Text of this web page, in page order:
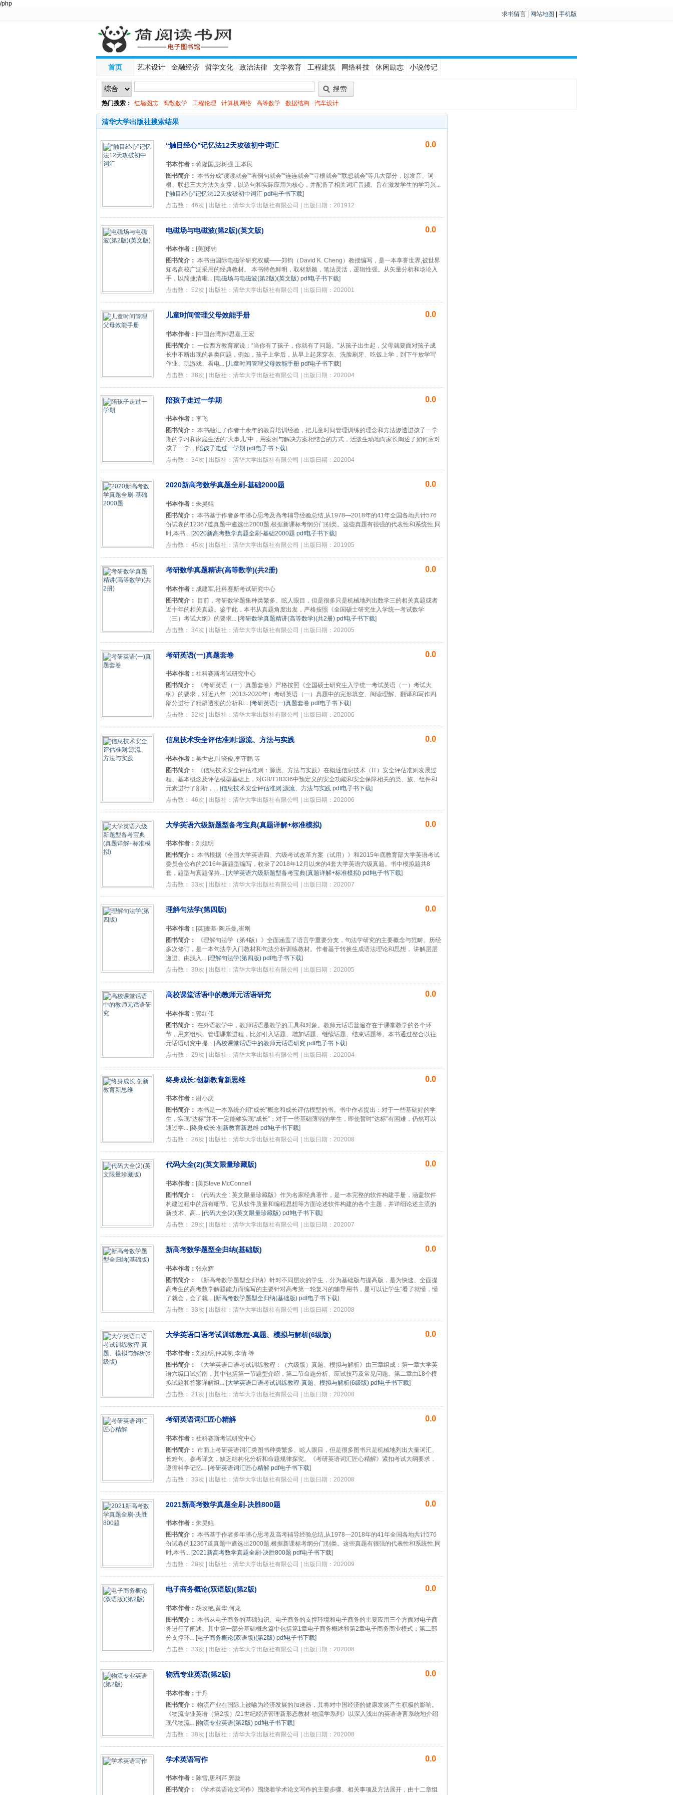
/php
求书留言
网站地图 手机版
首页 艺术设计 金融经济 哲学文化 政治法律 文学教育 工程建筑 网络科技 休闲励志 小说传记
热门搜索： 红墙图志 离散数学 工程伦理 计算机网络 高等数学 数据结构
汽车设计
线性代数
清华大学出版社搜索结果
“触目经心”记忆法12天攻破初中词汇 0.0
书本作者： 蒋隆国,彭树强,王本民
图书简介： 本书分成“读读就会”“看例句就会”“连连就会”“寻根就会”“联想就会”等几大部分，以发音、词
根、联想三大方法为支撑，以造句和实际应用为核心，并配备了相关词汇音频。旨在激发学生的学习兴...
[“触目经心”记忆法12天攻破初中词汇 pdf电子书下载]
点击数： 46次 | 出版社：清华大学出版社有限公司 | 出版日期：201912
电磁场与电磁波(第2版)(英文版) 0.0
书本作者： [美]郑钧
图书简介： 本书由国际电磁学研究权威——郑钧（David K. Cheng）教授编写，是一本享誉世界,被世界
知名高校广泛采用的经典教材。 本书特色鲜明，取材新颖，笔法灵活，逻辑性强。从矢量分析和场论入
手，以简捷清晰... [电磁场与电磁波(第2版)(英文版) pdf电子书下载]
点击数： 52次 | 出版社：清华大学出版社有限公司 | 出版日期：202001
儿童时间管理父母效能手册 0.0
书本作者： [中国台湾]钟思嘉,王宏
图书简介： 一位西方教育家说：“当你有了孩子，你就有了问题。”从孩子出生起，父母就要面对孩子成
长中不断出现的各类问题，例如，孩子上学后，从早上起床穿衣、洗脸刷牙、吃饭上学，到下午放学写
作业、玩游戏、看电... [儿童时间管理父母效能手册 pdf电子书下载]
点击数： 38次 | 出版社：清华大学出版社有限公司 | 出版日期：202004
陪孩子走过一学期 0.0
书本作者： 李飞
图书简介： 本书融汇了作者十余年的教育培训经验，把儿童时间管理训练的理念和方法渗透进孩子一学
期的学习和家庭生活的“大事儿”中，用案例与解决方案相结合的方式，活泼生动地向家长阐述了如何应对
孩子一学... [陪孩子走过一学期 pdf电子书下载]
点击数： 34次 | 出版社：清华大学出版社有限公司 | 出版日期：202004
2020新高考数学真题全刷-基础2000题 0.0
书本作者： 朱昊鲲
图书简介： 本书基于作者多年潜心思考及高考辅导经验总结,从1978—2018年的41年全国各地共计576
份试卷的12367道真题中遴选出2000题,根据新课标考纲分门别类。这些真题有很强的代表性和系统性,同
时,本书... [2020新高考数学真题全刷-基础2000题 pdf电子书下载]
点击数： 45次 | 出版社：清华大学出版社有限公司 | 出版日期：201905
考研数学真题精讲(高等数学)(共2册) 0.0
书本作者： 成建军,社科赛斯考试研究中心
图书简介： 目前，考研数学题集种类繁多、眩人眼目，但是很多只是机械地列出数学三的相关真题或者
近十年的相关真题。鉴于此，本书从真题角度出发，严格按照《全国硕士研究生入学统一考试数学
（三）考试大纲》的要求...
[考研数学真题精讲(高等数学)(共2册) pdf电子书下载]
点击数： 34次 | 出版社：清华大学出版社有限公司 | 出版日期：202005
考研英语(一)真题套卷 0.0
书本作者： 社科赛斯考试研究中心
图书简介：
《考研英语（一）真题套卷》严格按照《全国硕士研究生入学统一考试英语（一）考试大
纲》的要求，对近八年（2013-2020年）考研英语（一）真题中的完形填空、阅读理解、翻译和写作四
部分进行了精辟透彻的分析和... [考研英语(一)真题套卷 pdf电子书下载]
点击数： 32次 | 出版社：清华大学出版社有限公司 | 出版日期：202006
信息技术安全评估准则:源流、方法与实践 0.0
书本作者： 吴世忠,叶晓俊,李守鹏 等
图书简介：
《信息技术安全评估准则：源流、方法与实践》在概述信息技术（IT）安全评估准则发展过
程、基本概念及评估模型基础上，对GB/T18336中预定义的安全功能和安全保障相关的类、族、组件和
元素进行了剖析，... [信息技术安全评估准则:源流、方法与实践 pdf电子书下载]
点击数： 46次 | 出版社：清华大学出版社有限公司 | 出版日期：202006
大学英语六级新题型备考宝典(真题详解+标准模拟) 0.0
书本作者： 刘须明
图书简介： 本书根据《全国大学英语四、六级考试改革方案（试用）》和2015年底教育部大学英语考试
委员会公布的2016年新题型编写，收录了2018年12月以来的4套大学英语六级真题。书中模拟题共8
套，题型与真题保持... [大学英语六级新题型备考宝典(真题详解+标准模拟) pdf电子书下载]
点击数： 33次 | 出版社：清华大学出版社有限公司 | 出版日期：202007
理解句法学(第四版) 0.0
书本作者： [英]麦基·陶乐曼,崔刚
图书简介：
《理解句法学（第4版）》全面涵盖了语言学重要分支，句法学研究的主要概念与范畴。历经
多次修订，是一本句法学入门教材和句法分析训练教材。作者基于转换生成语法理论和思想， 讲解层层
递进、由浅入... [理解句法学(第四版) pdf电子书下载]
点击数： 30次 | 出版社：清华大学出版社有限公司 | 出版日期：202005
高校课堂话语中的教师元话语研究 0.0
书本作者： 郭红伟
图书简介： 在外语教学中，教师话语是教学的工具和对象。教师元话语普遍存在于课堂教学的各个环
节，用来组织、管理课堂进程，比如引入话题、增加话题、继续话题、结束话题等。本书通过整合以往
元话语研究中提...
[高校课堂话语中的教师元话语研究 pdf电子书下载]
点击数： 29次 | 出版社：清华大学出版社有限公司 | 出版日期：202004
终身成长:创新教育新思维 0.0
书本作者： 谢小庆
图书简介： 本书是一本系统介绍“成长”概念和成长评估模型的书。书中作者提出：对于一些基础好的学
生，实现“达标”并不一定能够实现“成长”；对于一些基础薄弱的学生，即使暂时“达标”有困难，仍然可以
通过学... [终身成长:创新教育新思维 pdf电子书下载]
点击数： 26次 | 出版社：清华大学出版社有限公司 | 出版日期：202008
代码大全(2)(英文限量珍藏版) 0.0
书本作者： [美]Steve McConnell
图书简介：
《代码大全 : 英文限量珍藏版》作为名家经典著作，是一本完整的软件构建手册，涵盖软件
构建过程中的所有细节。它从软件质量和编程思想等方面论述软件构建的各个主题，并详细论述主流的
新技术、高... [代码大全(2)(英文限量珍藏版) pdf电子书下载]
点击数： 29次 | 出版社：清华大学出版社有限公司 | 出版日期：202007
新高考数学题型全归纳(基础版) 0.0
书本作者： 张永辉
图书简介：
《新高考数学题型全归纳》针对不同层次的学生，分为基础版与提高版，是为快速、全面提
高考生的高考数学解题能力而编写的主要针对高考第一轮复习的辅导用书，是可以让学生“看了就懂，懂
了就会，会了就...
[新高考数学题型全归纳(基础版) pdf电子书下载]
点击数： 33次 | 出版社：清华大学出版社有限公司 | 出版日期：202008
大学英语口语考试训练教程-真题、模拟与解析(6级版) 0.0
书本作者： 刘须明,仲其凯,李倩 等
图书简介：
《大学英语口语考试训练教程：（六级版）真题、模拟与解析》由三章组成：第一章大学英
语六级口试指南，其中包括第一节题型介绍，第二节命题分析、应试技巧及常见问题。第二章由18个模
拟试题和答案详解组... [大学英语口语考试训练教程-真题、模拟与解析(6级版) pdf电子书下载]
点击数： 21次 | 出版社：清华大学出版社有限公司 | 出版日期：202008
考研英语词汇匠心精解 0.0
书本作者： 社科赛斯考试研究中心
图书简介： 市面上考研英语词汇类图书种类繁多、眩人眼目，但是很多图书只是机械地列出大量词汇、
长难句、参考译文，缺乏结构化分析和命题规律探究。《考研英语词汇匠心精解》紧扣考试大纲要求，
遵循科学记忆...
[考研英语词汇匠心精解 pdf电子书下载]
点击数： 33次 | 出版社：清华大学出版社有限公司 | 出版日期：202008
2021新高考数学真题全刷-决胜800题 0.0
书本作者： 朱昊鲲
图书简介： 本书基于作者多年潜心思考及高考辅导经验总结,从1978—2018年的41年全国各地共计576
份试卷的12367道真题中遴选出2000题,根据新课标考纲分门别类。这些真题有很强的代表性和系统性,同
时,本书... [2021新高考数学真题全刷-决胜800题 pdf电子书下载]
点击数： 28次 | 出版社：清华大学出版社有限公司 | 出版日期：202009
电子商务概论(双语版)(第2版) 0.0
书本作者： 胡玫艳,黄华,何龙
图书简介： 本书从电子商务的基础知识、电子商务的支撑环境和电子商务的主要应用三个方面对电子商
务进行了阐述。其中第一部分基础概念篇中包括第1章电子商务概述和第2章电子商务商业模式；第二部
分支撑环... [电子商务概论(双语版)(第2版) pdf电子书下载]
点击数： 33次 | 出版社：清华大学出版社有限公司 | 出版日期：202008
物流专业英语(第2版) 0.0
书本作者： 于丹
图书简介： 物流产业在国际上被喻为经济发展的加速器，其将对中国经济的健康发展产生积极的影响。
《物流专业英语（第2版）/21世纪经济管理新形态教材·物流学系列》以深入浅出的英语语言系统地介绍
现代物流...
[物流专业英语(第2版) pdf电子书下载]
点击数： 38次 | 出版社：清华大学出版社有限公司 | 出版日期：202008
学术英语写作 0.0
书本作者： 陈雪,唐利芹,郭旋
图书简介：
《学术英语论文写作》围绕着学术论文写作的主要步骤、相关事项及方法展开，由十二章组